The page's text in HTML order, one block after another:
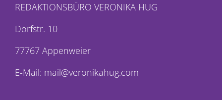
REDAKTIONSBÜRO VERONIKA HUG
Dorfstr. 10
77767 Appenweier
E-Mail: mail@veronikahug.com